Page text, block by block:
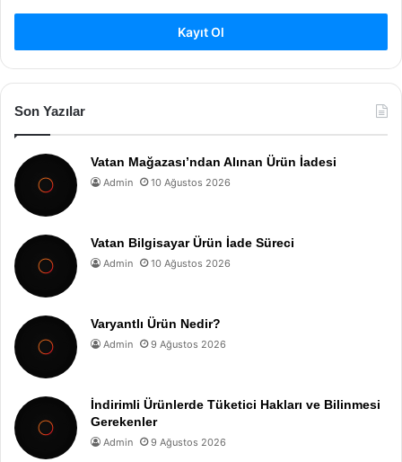
Kayıt Ol
Son Yazılar
Vatan Mağazası’ndan Alınan Ürün İadesi
Admin 10 Ağustos 2026
Vatan Bilgisayar Ürün İade Süreci
Admin 10 Ağustos 2026
Varyantlı Ürün Nedir?
Admin 9 Ağustos 2026
İndirimli Ürünlerde Tüketici Hakları ve Bilinmesi
Gerekenler
Admin 9 Ağustos 2026